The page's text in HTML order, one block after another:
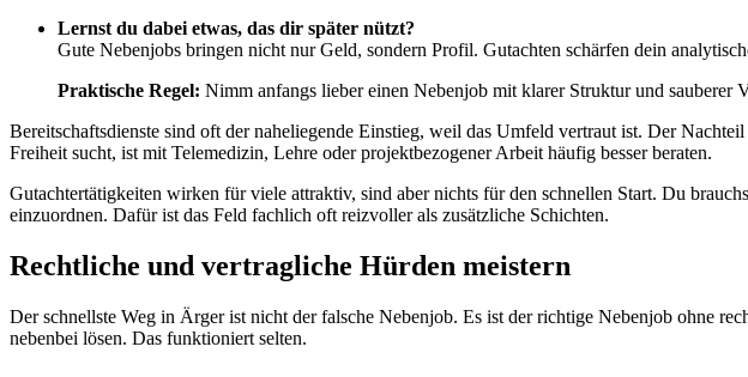
Lernst du dabei etwas, das dir später nützt?
Gute Nebenjobs bringen nicht nur Geld, sondern Profil. Gutachten schärfen dein
Praktische Regel: Nimm anfangs lieber einen Nebenjob mit klarer Struktur und sauberer
Bereitschaftsdienste sind oft der naheliegende Einstieg, weil das Umfeld vertraut ist. Der
Freiheit sucht, ist mit Telemedizin, Lehre oder projektbezogener Arbeit häufig besser beraten.
Gutachtertätigkeiten wirken für viele attraktiv, sind aber nichts für den schnellen Start. Du
einzuordnen. Dafür ist das Feld fachlich oft reizvoller als zusätzliche Schichten.
Rechtliche und vertragliche Hürden meistern
Der schnellste Weg in Ärger ist nicht der falsche Nebenjob. Es ist der richtige Nebenjob ohne
nebenbei lösen. Das funktioniert selten.